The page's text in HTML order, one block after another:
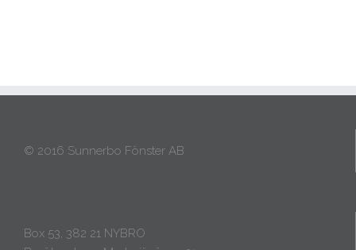
© 2016 Sunnerbo Fönster AB
Box 53, 382 21 NYBRO